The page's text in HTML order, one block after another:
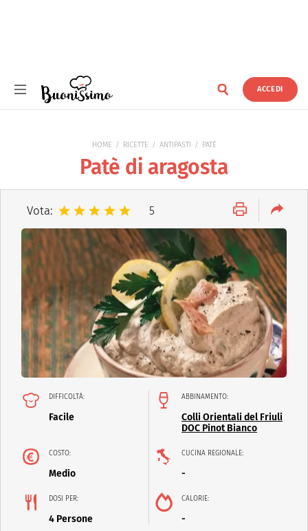
ACCEDI
HOME RICETTE ANTIPASTI PATÉ
Patè di aragosta
Vota: 5
DIFFICOLTÀ:
Facile
ABBINAMENTO:
Colli Orientali del Friuli
DOC Pinot Bianco
COSTO:
Medio
CUCINA REGIONALE:
-
DOSI PER:
4 Persone
CALORIE:
-